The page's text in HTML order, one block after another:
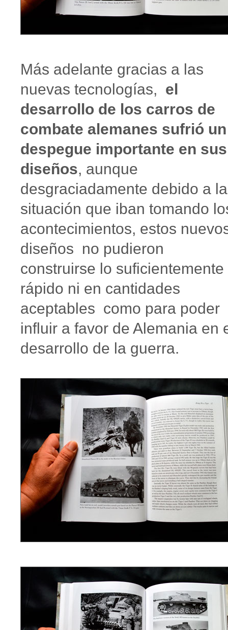
Más adelante gracias a las
nuevas tecnologías, el
desarrollo de los carros de
combate alemanes sufrió un
despegue importante en sus
diseños, aunque
desgraciadamente debido a la
situación que iban tomando
acontecimientos, estos
diseños no pudieron
construirse lo suficientemente
rápido ni en cantidades
aceptables como para poder
influir a favor de Alemania en
desarrollo de la guerra.